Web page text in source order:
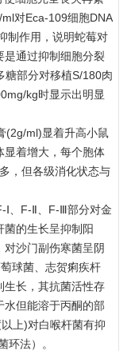
对Eca-109细胞DNA
制作用，说明蛇莓对
是通过抑制细胞分裂
糖部分对移植S/180肉
kg时显示出明显
(2g/ml)显着升高小鼠
显着增大，每个胞体
，但各级消化状态与
Ⅰ、F-Ⅱ、F-Ⅲ部分对金
菌的生长呈抑制阳
沙门副伤寒菌呈阴
球菌、志贺痢疾杆
生长，其抗菌活性存
水但能溶于丙酮的部
上)对白喉杆菌有抑
环法）。